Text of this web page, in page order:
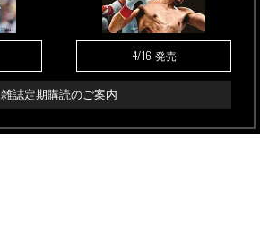
4/16 発売
雑誌定期購読のご案内